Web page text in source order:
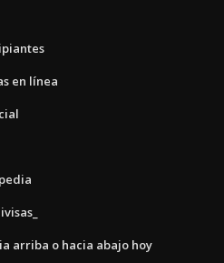
en línea
arriba o hacia abajo hoy